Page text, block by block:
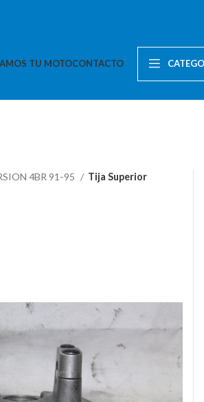
TU MOTOCONTACTO
4BR 91-95 Tija Superior